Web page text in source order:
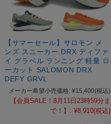
【サマーセール】サロモン メ
ンズ スニーカー DRX ディファ
イ グラベル ランニング 軽量 ロ
ーカット SALOMON DRX
DEFY GRVL
メーカー希望小売価格: ¥15,400(税込)
【会員SALE！8月11日23時59分ま
で！】: ¥8,910(税込)